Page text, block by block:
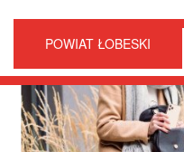
POWIAT ŁOBESKI